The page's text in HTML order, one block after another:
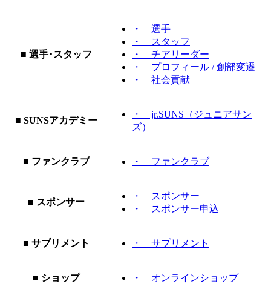
■ 選手･スタッフ
・ 選手
・ スタッフ
・ チアリーダー
・ プロフィール / 創部変遷
・ 社会貢献
■ SUNSアカデミー
・ jr.SUNS（ジュニアサン
ズ）
■ ファンクラブ ・ ファンクラブ
■ スポンサー
・ スポンサー
・ スポンサー申込
■ サプリメント ・ サプリメント
■ ショップ ・ オンラインショップ